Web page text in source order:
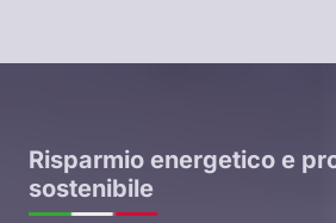
Risparmio energetico e
sostenibile